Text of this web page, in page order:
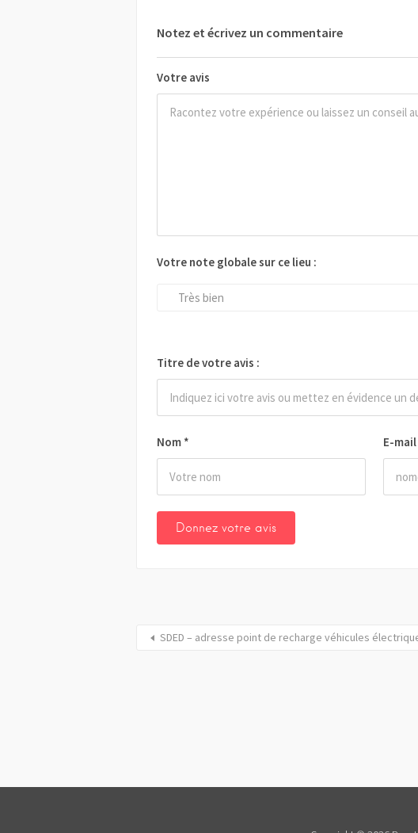
Notez et écrivez un commentaire
Votre avis
Nom * E-mail
Votre note globale sur ce lieu :
Très bien
Titre de votre avis :
SDED – adresse point de recharge véhicules